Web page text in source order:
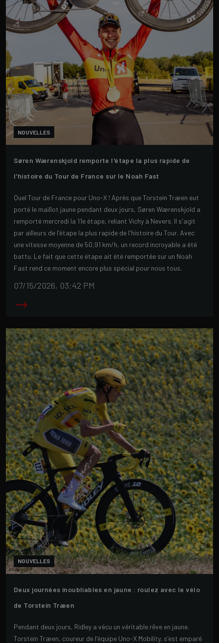
NOUVELLES
Søren Wærenskjold remporte l'étape la plus rapide de
l'histoire du Tour de France sur le Noah Fast
Quel Tour de France pour Uno-X ! Après que Torstein Træen eut
porté le maillot jaune pendant deux jours, Søren Wærenskjold a
remporté mercredi la 11e étape, reliant Vichy à Nevers. Il s'agit
par ailleurs de l'étape la plus rapide de l'histoire du Tour. Avec
une vitesse moyenne de 50,91 km/h, un record incroyable a été
battu. Le fait que cette étape ait été remportée sur un Noah
Fast rend ce moment encore plus spécial pour nous tous.
07/15/2026, 03:42 PM
NOUVELLES
Deux journées inoubliables en jaune : roulez avec le vélo
de Torstein Træen
Pendant deux jours, Ridley a vécu un véritable rêve en jaune.
Torstein Træen, coureur de l'équipe Uno-X Mobility, s'est emparé